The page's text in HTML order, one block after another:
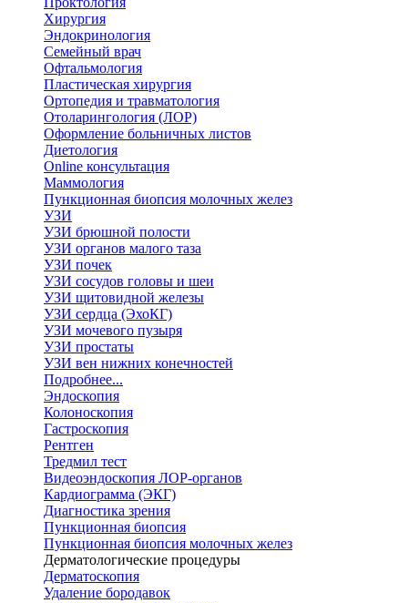
Хирургия
Эндокринология
Семейный врач
Офтальмология
Пластическая хирургия
Ортопедия и травматология
Отоларингология (ЛОР)
Оформление больничных листов
Диетология
Online консультация
Маммология
Пункционная биопсия молочных желез
УЗИ
УЗИ брюшной полости
УЗИ органов малого таза
УЗИ почек
УЗИ сосудов головы и шеи
УЗИ щитовидной железы
УЗИ сердца (ЭхоКГ)
УЗИ мочевого пузыря
УЗИ простаты
УЗИ вен нижних конечностей
Подробнее...
Эндоскопия
Колоноскопия
Гастроскопия
Рентген
Тредмил тест
Видеоэндоскопия ЛОР-органов
Кардиограмма (ЭКГ)
Диагностика зрения
Пункционная биопсия
Пункционная биопсия молочных желез
Дерматологические процедуры
Дерматоскопия
Удаление бородавок